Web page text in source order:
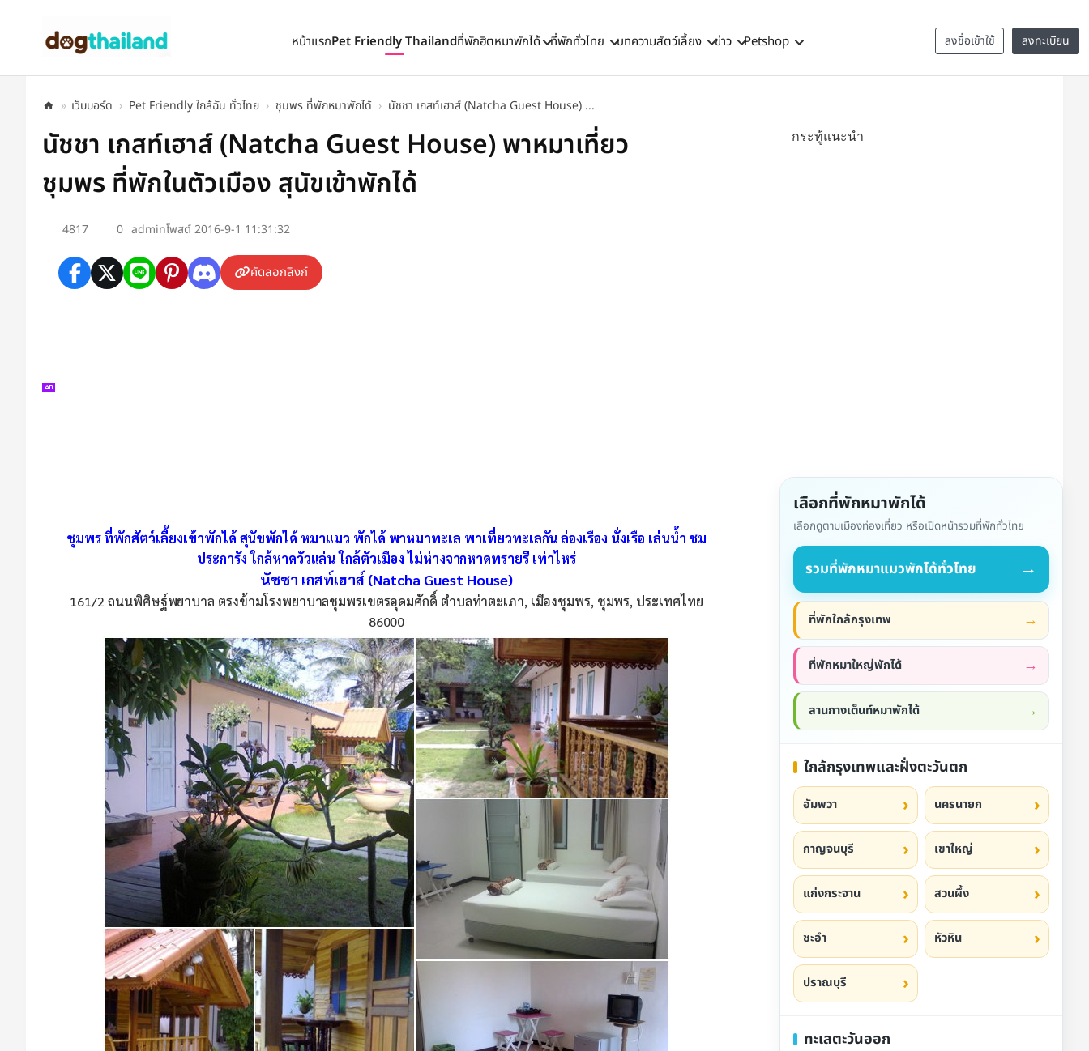
ลงชื่อเข้าใช้ ลงทะเบียน
หน้าแรกPet Friendly Thailandที่พักฮิตหมาพักได้ ที่พักทั่วไทย บทความสัตว์เลี้ยง ข่าว Petshop
» เว็บบอร์ด › Pet Friendly ใกล้ฉัน ทั่วไทย › ชุมพร ที่พักหมาพักได้ › นัชชา เกสท์เฮาส์ (Natcha Guest House) ...
นัชชา เกสท์เฮาส์ (Natcha Guest House) พาหมาเที่ยว
ชุมพร ที่พักในตัวเมือง สุนัขเข้าพักได้
4817 0 adminโพสต์ 2016-9-1 11:31:32
คัดลอกลิงก์
ชุมพร ที่พักสัตว์เลี้ยงเข้าพักได้ สุนัขพักได้ หมาแมว พักได้ พาหมาทะเล พาเที่ยวทะเลกัน ล่องเรือง นั่งเรือ เล่นน้ำ ชม
ประการัง ใกล้หาดวัวแล่น ใกล้ตัวเมือง ไม่ห่างจากหาดทรายรี เท่าไหร่
นัชชา เกสท์เฮาส์ (Natcha Guest House)
161/2 ถนนพิศิษฐ์พยาบาล ตรงข้ามโรงพยาบาลชุมพรเขตรอุดมศักดิ์ ตำบลท่าตะเภา, เมืองชุมพร, ชุมพร, ประเทศไทย
86000
กระทู้แนะนำ
เลือกที่พักหมาพักได้
เลือกดูตามเมืองท่องเที่ยว หรือเปิดหน้ารวมที่พักทั่วไทย
รวมที่พักหมาแมวพักได้ทั่วไทย →
ที่พักใกล้กรุงเทพ
ที่พักหมาใหญ่พักได้
ลานกางเต็นท์หมาพักได้
ใกล้กรุงเทพและฝั่งตะวันตก
อัมพวา นครนายก
กาญจนบุรี เขาใหญ่
แก่งกระจาน สวนผึ้ง
ชะอำ หัวหิน
ปราณบุรี
ทะเลตะวันออก